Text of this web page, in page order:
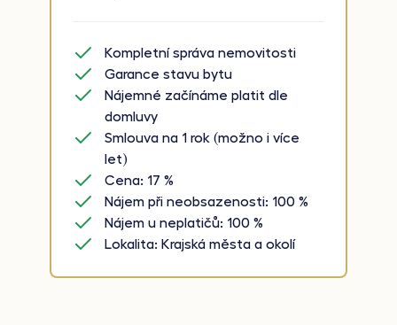
Kompletní správa nemovitosti
Garance stavu bytu
Nájemné začínáme platit dle
domluvy
Smlouva na 1 rok (možno i více
let)
Cena: 17 %
Nájem při neobsazenosti: 100 %
Nájem u neplatičů: 100 %
Lokalita: Krajská města a okolí